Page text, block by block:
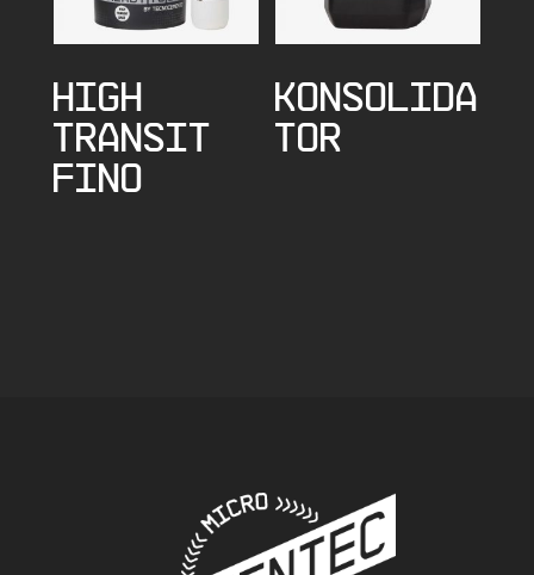
HIGH
TRANSIT
FINO
KONSOLIDA
TOR